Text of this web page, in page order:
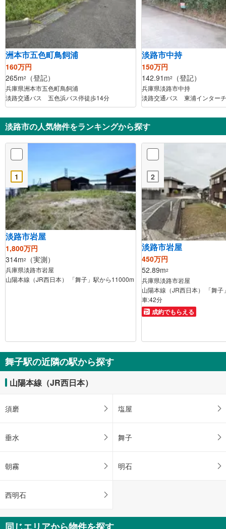
洲本市五色町鳥飼浦
160万円
265m2 （登記）
兵庫県洲本市五色町鳥飼浦
淡路交通バス 五色浜バス停徒歩14分
淡路市中持
150万円
142.91m2 （登記）
兵庫県淡路市中持
淡路交通バス 東浦インター
淡路市の人気物件をランキングから探す
1
淡路市岩屋
1,800万円
314m2 （実測）
兵庫県淡路市岩屋
山陽本線（JR西日本） 「舞子」駅から11000m
2
淡路市岩屋
450万円
52.89m2
兵庫県淡路市岩屋
山陽本線（JR西日本） 「舞
車:42分
成約でもらえる
舞子駅の近隣の駅から探す
山陽本線（JR西日本）
須磨 塩屋
垂水 舞子
朝霧 明石
西明石
同じエリアから物件を探す